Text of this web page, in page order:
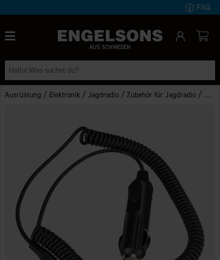
FAQ
AUS SCHWEDEN
Ausrüstung / Elektronik /Jagdradio /Zubehör für Jagdradio / 12